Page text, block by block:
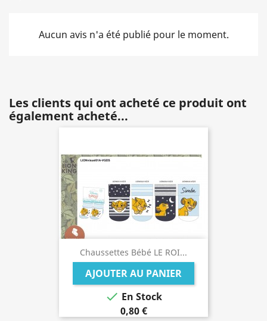
Aucun avis n'a été publié pour le moment.
Les clients qui ont acheté ce produit ont
également acheté...
Chaussettes Bébé LE ROI...
AJOUTER AU PANIER
 En Stock
0,80 €